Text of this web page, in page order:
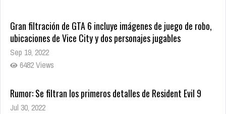
Gran filtración de GTA 6 incluye imágenes de juego de robo,
ubicaciones de Vice City y dos personajes jugables
Sep 19, 2022
6482 Views
Rumor: Se filtran los primeros detalles de Resident Evil 9
Jul 30, 2022